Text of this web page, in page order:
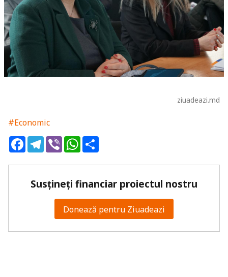
ziuadeazi.md
#Economic
FacebookTelegram
ViberWhatsApp
Susțineți financiar proiectul nostru
Donează pentru Ziuadeazi